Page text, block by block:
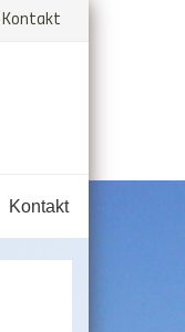
Kontakt
Kontakt